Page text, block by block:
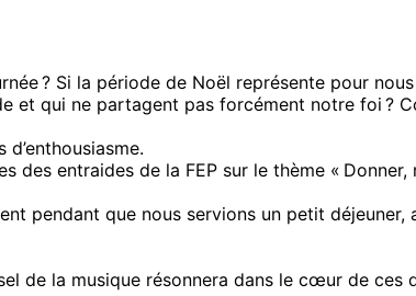
? Si la période de Noël représente pour
et qui ne partagent pas forcément notre foi ?
entraides de la FEP sur le thème «
pendant que nous servions un petit déjeuner,
de la musique résonnera dans le cœur de ces